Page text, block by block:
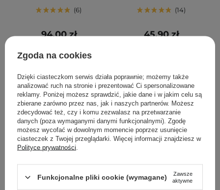
6
94,00 zł
DODAJ DO KOSZYKA
14
45,90 zł
Fanola - Botolife
Zgoda na cookies
Dzięki ciasteczkom serwis działa poprawnie; możemy także
analizować ruch na stronie i prezentować Ci spersonalizowane
reklamy. Poniżej możesz sprawdzić, jakie dane i w jakim celu są
zbierane zarówno przez nas, jak i naszych partnerów. Możesz
zdecydować też, czy i komu zezwalasz na przetwarzanie
danych (poza wymaganymi danymi funkcjonalnymi). Zgodę
możesz wycofać w dowolnym momencie poprzez usunięcie
ciasteczek z Twojej przeglądarki. Więcej informacji znajdziesz w
Polityce prywatności
Funkcjonalne pliki cookie (wymagane)
Zawsze
aktywne